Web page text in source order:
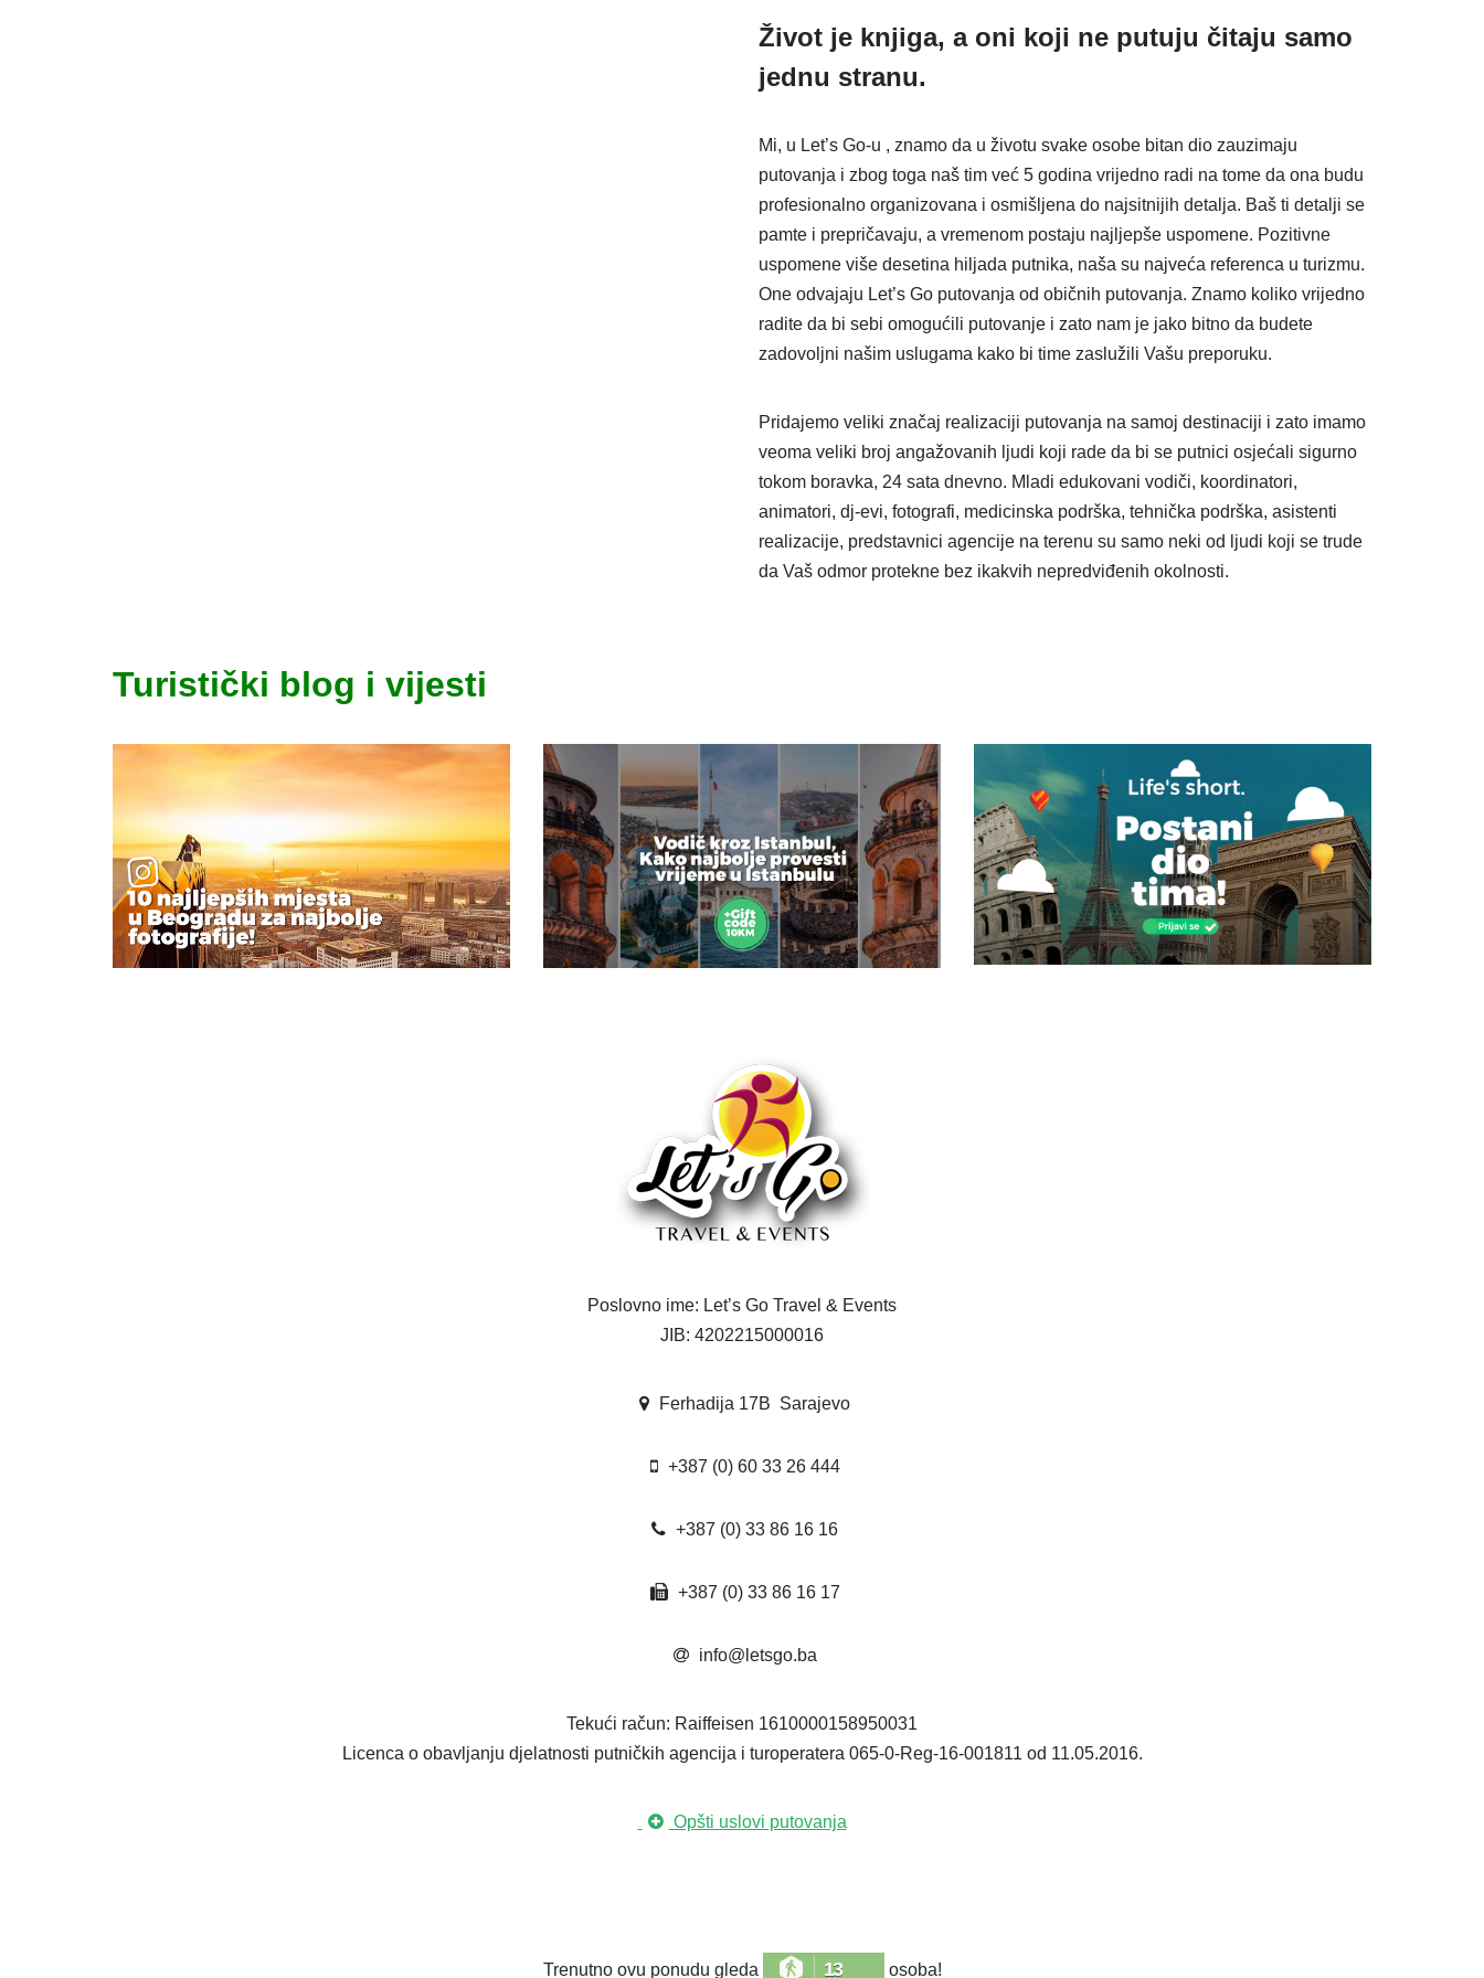
Život je knjiga, a oni koji ne putuju čitaju samo
jednu stranu.
Mi, u Let’s Go-u , znamo da u životu svake osobe bitan dio zauzimaju
putovanja i zbog toga naš tim već 5 godina vrijedno radi na tome da ona budu
profesionalno organizovana i osmišljena do najsitnijih detalja. Baš ti detalji se
pamte i prepričavaju, a vremenom postaju najljepše uspomene. Pozitivne
uspomene više desetina hiljada putnika, naša su najveća referenca u turizmu.
One odvajaju Let’s Go putovanja od običnih putovanja. Znamo koliko vrijedno
radite da bi sebi omogućili putovanje i zato nam je jako bitno da budete
zadovoljni našim uslugama kako bi time zaslužili Vašu preporuku.
Pridajemo veliki značaj realizaciji putovanja na samoj destinaciji i zato imamo
veoma veliki broj angažovanih ljudi koji rade da bi se putnici osjećali sigurno
tokom boravka, 24 sata dnevno. Mladi edukovani vodiči, koordinatori,
animatori, dj-evi, fotografi, medicinska podrška, tehnička podrška, asistenti
realizacije, predstavnici agencije na terenu su samo neki od ljudi koji se trude
da Vaš odmor protekne bez ikakvih nepredviđenih okolnosti.
Turistički blog i vijesti
Poslovno ime: Let’s Go Travel & Events
JIB: 4202215000016
Ferhadija 17B Sarajevo
+387 (0) 60 33 26 444
+387 (0) 33 86 16 16
+387 (0) 33 86 16 17
info@letsgo.ba
Tekući račun: Raiffeisen 1610000158950031
​Licenca o obavljanju djelatnosti putničkih agencija i turoperatera 065-0-Reg-16-001811 od 11.05.2016.
Opšti uslovi putovanja
Trenutno ovu ponudu gleda 13 osoba!